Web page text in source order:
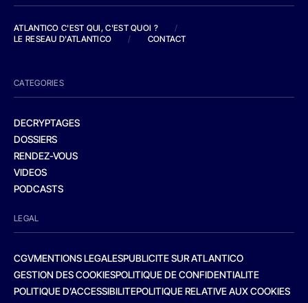
ATLANTICO C'EST QUI, C'EST QUOI ?
/
LE RESEAU D'ATLANTICO
/ CONTACT
CATEGORIES
DECRYPTAGES
DOSSIERS
RENDEZ-VOUS
VIDEOS
PODCASTS
LEGAL
CGVMENTIONS LEGALESPUBLICITE SUR ATLANTICO
GESTION DES COOKIESPOLITIQUE DE CONFIDENTIALITE
POLITIQUE D’ACCESSIBILITEPOLITIQUE RELATIVE AUX COOKIES